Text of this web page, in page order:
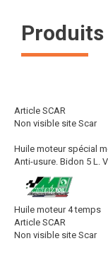
Article SCAR
Non visible site Scar
Huile moteur spécial
Anti-usure. Bidon 5 L.
Huile moteur 4 temps
Article SCAR
Non visible site Scar